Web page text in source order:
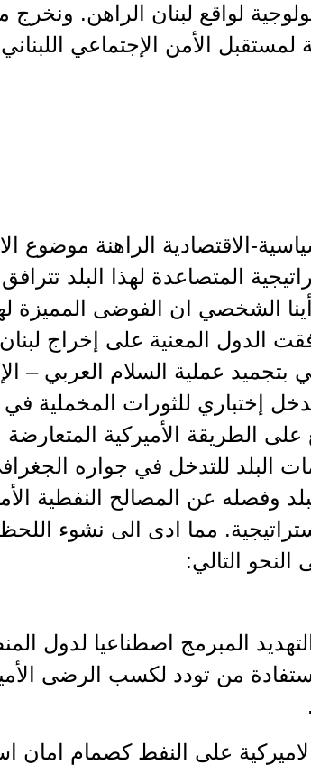
لواقع لبنان الراهن.
لمستقبل الأمن الإجتماعي
الاقتصادية الراهنة موضوع
المتصاعدة لهذا البلد
الشخصي ان الفوضى المميزة
الدول المعنية على إخراج
بتجميد عملية السلام العربي –
إختباري للثورات المخملية
الطريقة الأميركية المتعارضة
البلد للتدخل في جواره
وفصله عن المصالح النفطية
مما ادى الى نشوء
التالي:
المبرمج اصطناعيا لدول
من تودد لكسب الرضى
الاميركية على النفط كصمام امان